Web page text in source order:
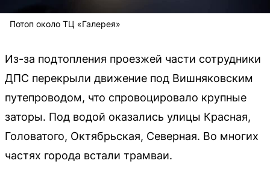
Потоп около ТЦ «Галерея»
Из-за подтопления проезжей части сотрудники
ДПС перекрыли движение под Вишняковским
путепроводом, что спровоцировало крупные
заторы. Под водой оказались улицы Красная,
Головатого, Октябрьская, Северная. Во многих
частях города встали трамваи.